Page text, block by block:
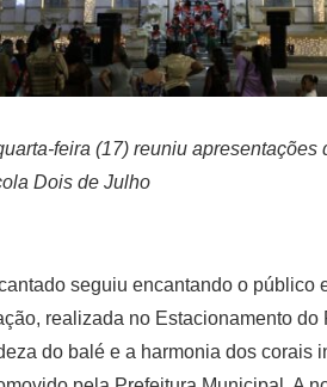
feira (17) reuniu
Dois de Julho
seguiu encantando o público
realizada no Estacionamento
do balé e a harmonia dos corais